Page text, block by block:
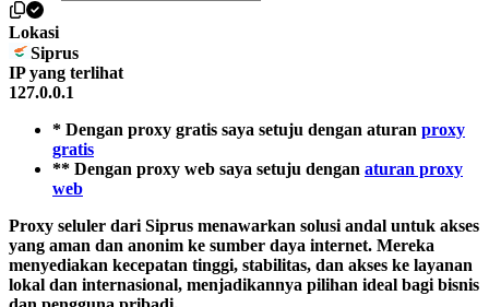
Lokasi
Siprus
IP yang terlihat
127.0.0.1
* Dengan proxy gratis saya setuju dengan aturan proxy
gratis
** Dengan proxy web saya setuju dengan aturan proxy
web
Proxy seluler dari Siprus menawarkan solusi andal untuk akses
yang aman dan anonim ke sumber daya internet. Mereka
menyediakan kecepatan tinggi, stabilitas, dan akses ke layanan
lokal dan internasional, menjadikannya pilihan ideal bagi bisnis